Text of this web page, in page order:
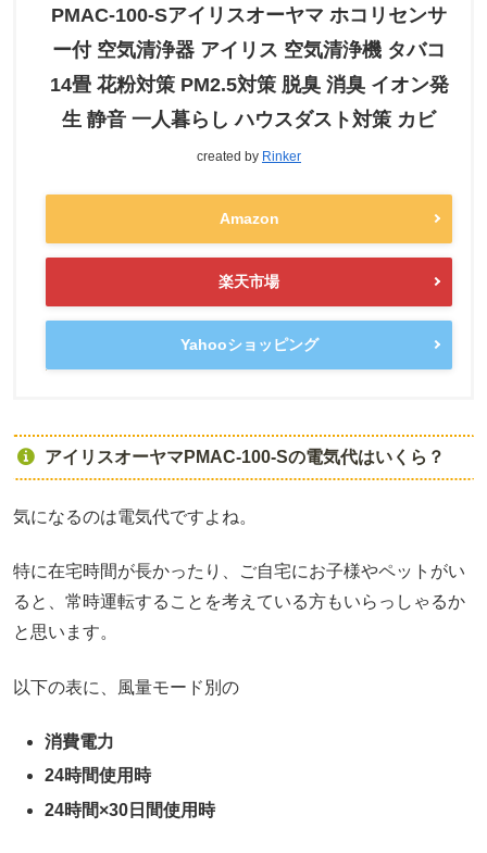
PMAC-100-Sアイリスオーヤマ ホコリセンサ
ー付 空気清浄器 アイリス 空気清浄機 タバコ
14畳 花粉対策 PM2.5対策 脱臭 消臭 イオン発
生 静音 一人暮らし ハウスダスト対策 カビ
created by Rinker
Amazon
楽天市場
Yahooショッピング
アイリスオーヤマPMAC-100-Sの電気代はいくら？
気になるのは電気代ですよね。
特に在宅時間が長かったり、ご自宅にお子様やペットがい
ると、常時運転することを考えている方もいらっしゃるか
と思います。
以下の表に、風量モード別の
消費電力
24時間使用時
24時間×30日間使用時